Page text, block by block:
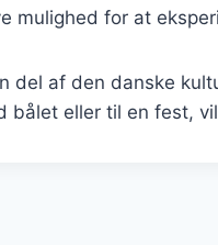
mulighed for at
del af den danske
bålet eller til en fest,